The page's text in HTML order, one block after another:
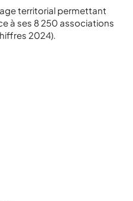
territorial permettant
à ses 8 250 associations
2024).